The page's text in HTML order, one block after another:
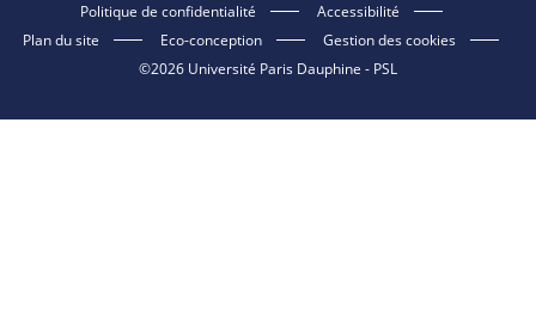
Politique de confidentialité
Accessibilité
Plan du site
Eco-conception
Gestion des cookies
©2026 Université Paris Dauphine - PSL